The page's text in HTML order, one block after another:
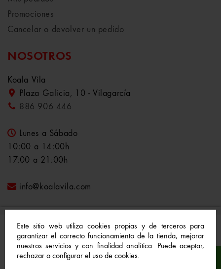
Este sitio web utiliza cookies propias y de terceros para
garantizar el correcto funcionamiento de la tienda, mejorar
nuestros servicios y con finalidad analítica. Puede aceptar,
rechazar o configurar el uso de cookies.
Promociones
Cancelar o devolver un pedido
NOSOTROS
Koala Vila
Plaza Galicia, 10 - Vilagarcía
886 906 446
Lunes a Sábado
10:00 a 14:00h
17:00 a 21:00h
info@koalavila.com
© 2021-2022 Koala Vila™. Todos los derechos